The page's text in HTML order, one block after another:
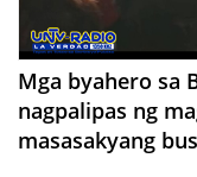
Mga byahero sa
nagpalipas ng
masasakyang bus